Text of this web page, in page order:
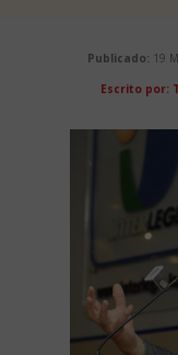
Publicado: 19
Escrito por: